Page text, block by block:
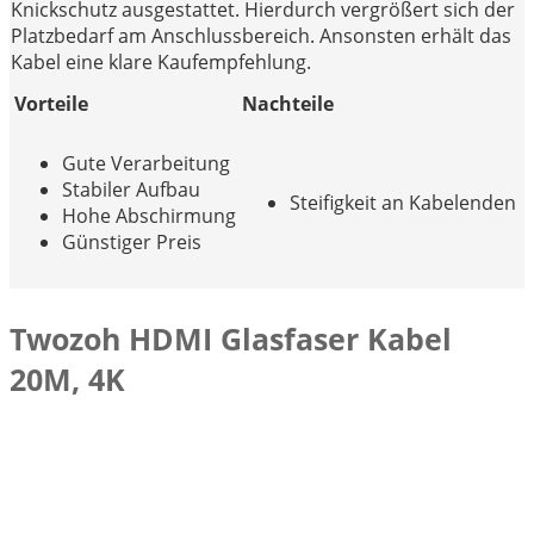
Knickschutz ausgestattet. Hierdurch vergrößert sich der
Platzbedarf am Anschlussbereich. Ansonsten erhält das
Kabel eine klare Kaufempfehlung.
Vorteile
Nachteile
Gute Verarbeitung
Stabiler Aufbau
Hohe Abschirmung
Günstiger Preis
Steifigkeit an Kabelenden
Twozoh HDMI Glasfaser Kabel
20M, 4K